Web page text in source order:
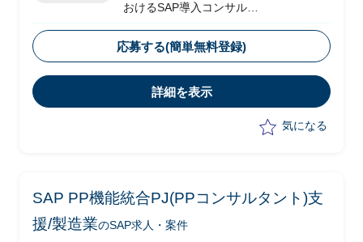
おけるSAP導入コンサル
合し、業務プロセスおよびガバナンスの
標準化
・phase：要件定義(～2023年4月予
定)、設計以降はITベンダー発注予定
応募する(簡単無料登録)
詳細を表示
気になる
SAP PP機能統合PJ(PPコンサルタント)支
援/製造業のSAP求人・案件